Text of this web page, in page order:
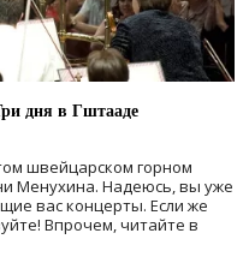
дня в Гштааде
швейцарском горном
Менухина. Надеюсь, вы уже
вас концерты. Если же
Впрочем, читайте в